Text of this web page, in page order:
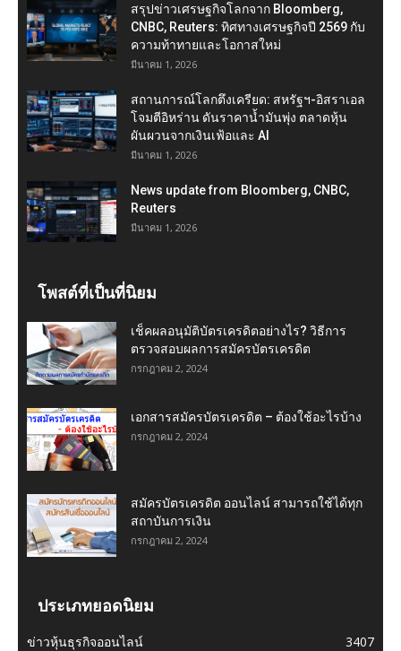
สรุปข่าวเศรษฐกิจโลกจาก Bloomberg,
CNBC, Reuters: ทิศทางเศรษฐกิจปี 2569 กับ
ความท้าทายและโอกาสใหม่
มีนาคม 1, 2026
สถานการณ์โลกตึงเครียด: สหรัฐฯ-อิสราเอล
โจมตีอิหร่าน ดันราคาน้ำมันพุ่ง ตลาดหุ้น
ผันผวนจากเงินเฟ้อและ AI
มีนาคม 1, 2026
News update from Bloomberg, CNBC,
Reuters
มีนาคม 1, 2026
โพสต์ที่เป็นที่นิยม
เช็คผลอนุมัติบัตรเครดิตอย่างไร? วิธีการ
ตรวจสอบผลการสมัครบัตรเครดิต
กรกฎาคม 2, 2024
เอกสารสมัครบัตรเครดิต – ต้องใช้อะไรบ้าง
กรกฎาคม 2, 2024
สมัครบัตรเครดิต ออนไลน์ สามารถใช้ได้ทุก
สถาบันการเงิน
กรกฎาคม 2, 2024
ประเภทยอดนิยม
ข่าวหุ้นธุรกิจออนไลน์
3407